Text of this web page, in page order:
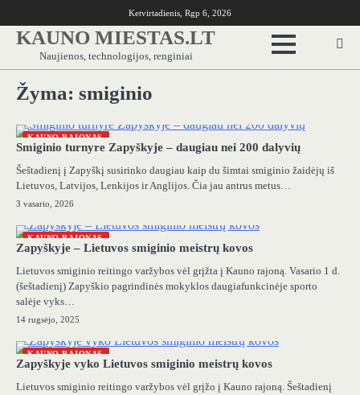
to
content
Ketvirtadienis, Rgp 6, 2026
KAUNO MIESTAS.LT
Naujienos, technologijos, renginiai
Žyma: smiginio
KAUNO RAJONAS
Smiginio turnyre Zapyškyje – daugiau nei 200 dalyvių
Šeštadienį į Zapyškį susirinko daugiau kaip du šimtai smiginio žaidėjų iš
Lietuvos, Latvijos, Lenkijos ir Anglijos. Čia jau antrus metus…
3 vasario, 2026
KAUNO RAJONAS
Zapyškyje – Lietuvos smiginio meistrų kovos
Lietuvos smiginio reitingo varžybos vėl grįžta į Kauno rajoną. Vasario 1 d.
(šeštadienį) Zapyškio pagrindinės mokyklos daugiafunkcinėje sporto
salėje vyks…
14 rugsėjo, 2025
KAUNO RAJONAS
Zapyškyje vyko Lietuvos smiginio meistrų kovos
Lietuvos smiginio reitingo varžybos vėl grįžo į Kauno rajoną. Šeštadienį